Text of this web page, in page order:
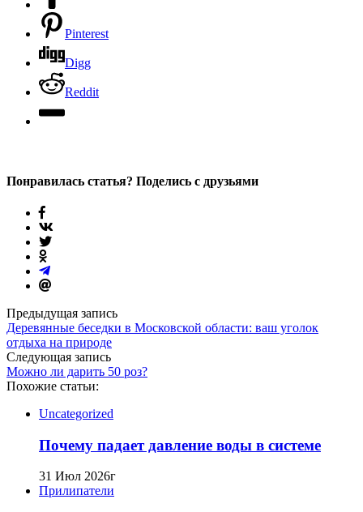
Pinterest
Digg
Reddit
Понравилась статья? Поделись с друзьями
Предыдущая запись
Деревянные беседки в Московской области: ваш уголок
отдыха на природе
Следующая запись
Можно ли дарить 50 роз?
Похожие статьи:
Uncategorized
Почему падает давление воды в системе
31 Июл 2026г
Прилипатели